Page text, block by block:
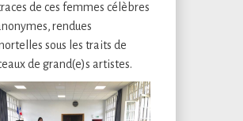
de ces femmes célèbres
rendues
sous les traits de
de grand(e)s artistes.